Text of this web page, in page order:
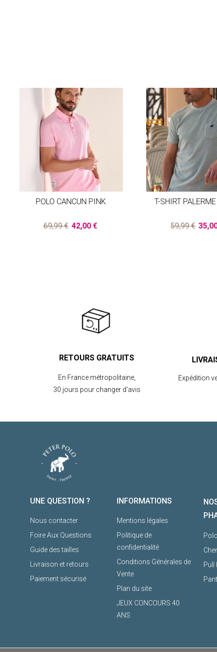
POLO CANCUN PINK
69,99 € 42,00 €
T-SHIRT
59,99 €
RETOURS GRATUITS
En France métropolitaine,
30 jours pour changer d'avis
Expédition
UNE QUESTION ?
Nous contacter
Foire Aux Questions
Guide des tailles
Livraison et retours
Paiement sécurisé
INFORMATIONS
Mentions légales
Politique de
confidentialité
Conditions Générales de
Vente
Plan du site
JEUX CONCOURS 40
ANS
Pull